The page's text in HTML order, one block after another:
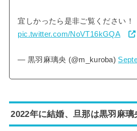
宜しかったら是非ご覧ください！
pic.twitter.com/NoVT16kGQA
— 黒羽麻璃央 (@m_kuroba)
2022年に結婚、旦那は黒羽麻璃